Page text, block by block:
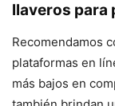
llaveros para
Recomendamos
plataformas en
más bajos en